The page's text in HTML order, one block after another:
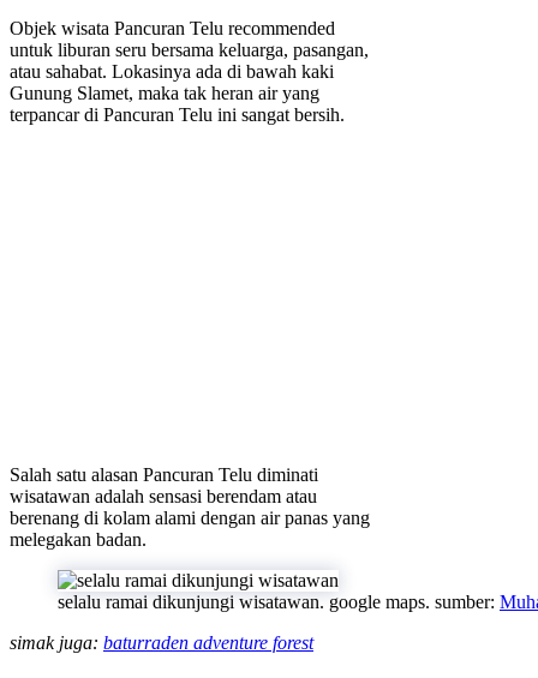
Objek wisata Pancuran Telu recommended
untuk liburan seru bersama keluarga, pasangan,
atau sahabat. Lokasinya ada di bawah kaki
Gunung Slamet, maka tak heran air yang
terpancar di Pancuran Telu ini sangat bersih.
Salah satu alasan Pancuran Telu diminati
wisatawan adalah sensasi berendam atau
berenang di kolam alami dengan air panas yang
melegakan badan.
selalu ramai dikunjungi wisatawan. google maps. sumber:
simak juga: baturraden adventure forest